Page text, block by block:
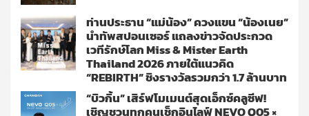
ท่านประธาน “แม่น้อง” ควงแขน “น้องเนย”
นำทัพสปอนเซอร์ แถลงข่าวจัดประกวด
เวทีรักษ์โลก Miss & Mister Earth
Thailand 2026 ภายใต้แนวคิด
“REBIRTH” ชิงรางวัลรวมกว่า 1.7 ล้านบาท
“บิวกิ้น” เสิร์ฟโมเมนต์สุดเอ็กซ์คลูซีฟ!
เชิญชวนทุกคนเช็กอินไลฟ์ NEVO Q05 ×